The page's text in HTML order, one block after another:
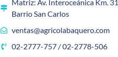
Matriz: Av. Interoceánica Km. 31,
Barrio San Carlos
ventas@agricolabaquero.com
02-2777-757 / 02-2778-506